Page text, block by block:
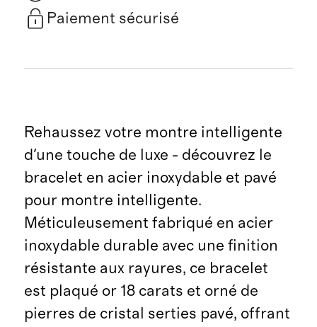
Paiement sécurisé
Rehaussez votre montre intelligente
d'une touche de luxe - découvrez le
bracelet en acier inoxydable et pavé
pour montre intelligente.
Méticuleusement fabriqué en acier
inoxydable durable avec une finition
résistante aux rayures, ce bracelet
est plaqué or 18 carats et orné de
pierres de cristal serties pavé, offrant